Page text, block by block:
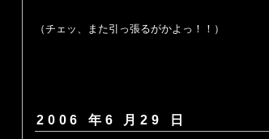
（チェッ、また引っ張るがかよっ！！）
2006 年6 月29 日